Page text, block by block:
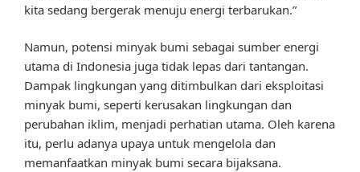
kita sedang bergerak menuju energi terbarukan.”
Namun, potensi minyak bumi sebagai sumber energi
utama di Indonesia juga tidak lepas dari tantangan.
Dampak lingkungan yang ditimbulkan dari eksploitasi
minyak bumi, seperti kerusakan lingkungan dan
perubahan iklim, menjadi perhatian utama. Oleh karena
itu, perlu adanya upaya untuk mengelola dan
memanfaatkan minyak bumi secara bijaksana.